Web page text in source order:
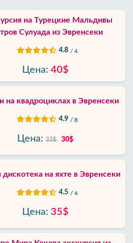
на Турецкие Мальдивы
Сулуада из Эвренсеки
4.8 / 4
Цена: 40$
на квадроциклах в Эвренсеки
4.9 / 8
Цена: 33$ 30$
дискотека на яхте в Эвренсеки
4.5 / 4
Цена: 35$